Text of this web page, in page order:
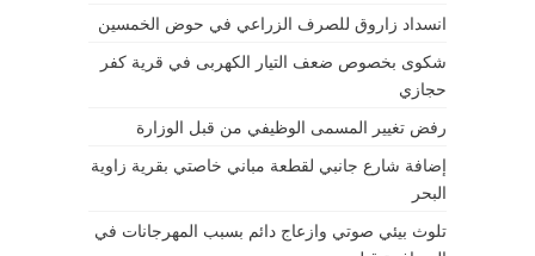
انسداد زاروق للصرف الزراعي في حوض الخمسين
شكوى بخصوص ضعف التيار الكهربى في قرية كفر
حجازي
رفض تغيير المسمى الوظيفي من قبل الوزارة
إضافة شارع جانبي لقطعة مباني خاصتي بقرية زاوية
البحر
تلوث بيئي صوتي وازعاج دائم بسبب المهرجانات في